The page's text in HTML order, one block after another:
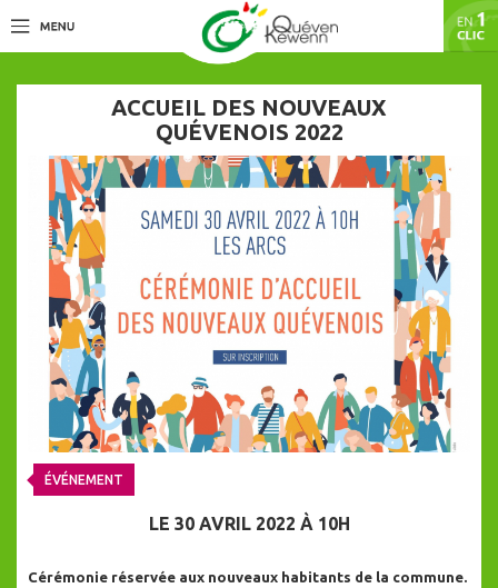
ACCUEIL DES NOUVEAUX
QUÉVENOIS 2022
ÉVÉNEMENT
LE 30 AVRIL 2022 À 10H
Cérémonie réservée aux nouveaux habitants de la commune.